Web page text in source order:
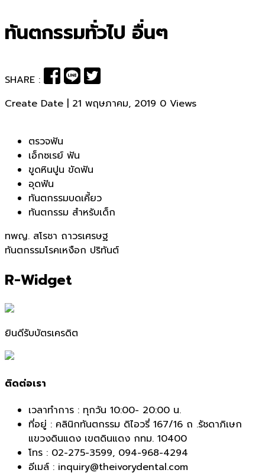
ทันตกรรมทั่วไป อื่นๆ
SHARE :
Create Date | 21 พฤษภาคม, 2019 0 Views
ตรวจฟัน
เอ็กซเรย์ ฟัน
ขูดหินปูน ขัดฟัน
อุดฟัน
ทันตกรรมบดเคี้ยว
ทันตกรรม สำหรับเด็ก
เมนู
นำทาง
เรื่อง
ทพญ. สโรชา ถาวรเศรษฐ
ทันตกรรมโรคเหงือก ปริทันต์
R-Widget
ยินดีรับบัตรเครดิต
ติดต่อเรา
เวลาทำการ : ทุกวัน 10:00- 20:00 น.
ที่อยู่ : คลินิกทันตกรรม ดิไอวรี่ 167/16 ถ .รัชดาภิเษก
แขวงดินแดง เขตดินแดง กทม. 10400
โทร : 02-275-3599, 094-968-4294
อีเมล์ : inquiry@theivorydental.com